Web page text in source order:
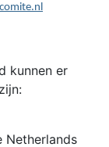
kunnen er
Netherlands